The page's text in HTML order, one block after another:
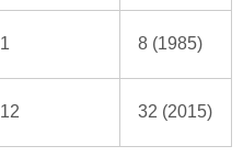
1 8 (1985)
12 32 (2015)